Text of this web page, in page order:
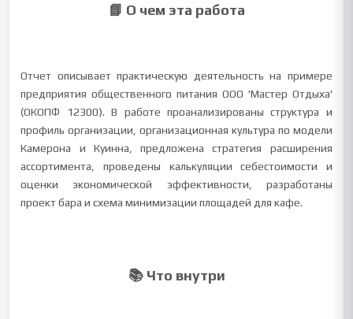
📘 О чем эта работа
Отчет описывает практическую деятельность на примере
предприятия общественного питания ООО 'Мастер Отдыха'
(ОКОПФ 12300). В работе проанализированы структура и
профиль организации, организационная культура по модели
Камерона и Куинна, предложена стратегия расширения
ассортимента, проведены калькуляции себестоимости и
оценки экономической эффективности, разработаны
проект бара и схема минимизации площадей для кафе.
📚 Что внутри